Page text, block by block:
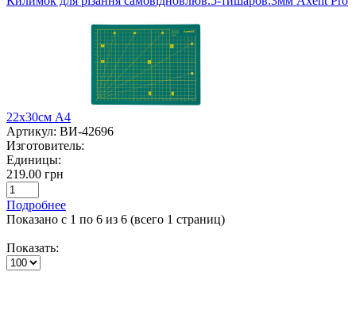
22х30cм А4
Артикул: ВИ-42696
Изготовитель:
Единицы:
219.00 грн
Подробнее
Показано с 1 по 6 из 6 (всего 1 страниц)
Показать: